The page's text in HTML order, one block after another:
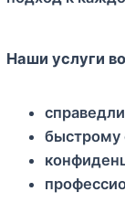
Наши услуги
быстрому